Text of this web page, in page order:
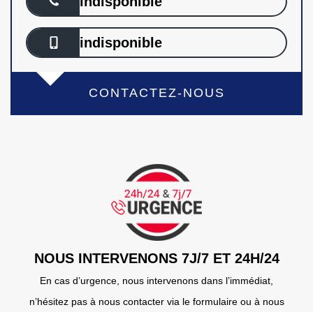
indisponible
CONTACTEZ-NOUS
NOUS INTERVENONS 7J/7 ET 24H/24
En cas d’urgence, nous intervenons dans l’immédiat,
n’hésitez pas à nous contacter via le formulaire ou à nous